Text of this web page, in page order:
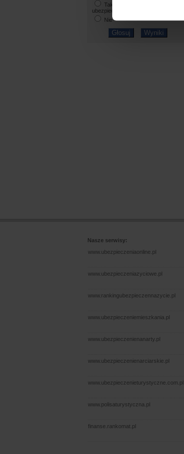
Tak, kupię NNW w ramach
ubezpieczenia mieszkania
Nie
Nasze serwisy:
www.ubezpieczeniaonline.pl
www.ubezpieczeniazyciowe.pl
www.rankingubezpieczennazycie.pl
www.ubezpieczeniemieszkania.pl
www.ubezpieczenienanarty.pl
www.ubezpieczenienarciarskie.pl
www.ubezpieczenieturystyczne.com.pl
www.polisaturystyczna.pl
finanse.rankomat.pl